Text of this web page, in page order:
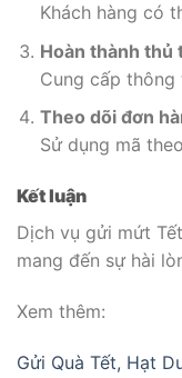
Khách hàng có
Hoàn thành thủ
Cung cấp
Theo dõi đơn
Sử dụng mã
Kết luận
Dịch vụ gửi mứt
mang đến sự hài
Xem thêm:
Gửi Quà Tết, Hạt